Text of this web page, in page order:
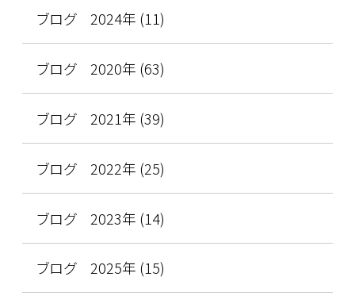
ブログ 2024年 (11)
ブログ 2020年 (63)
ブログ 2021年 (39)
ブログ 2022年 (25)
ブログ 2023年 (14)
ブログ 2025年 (15)